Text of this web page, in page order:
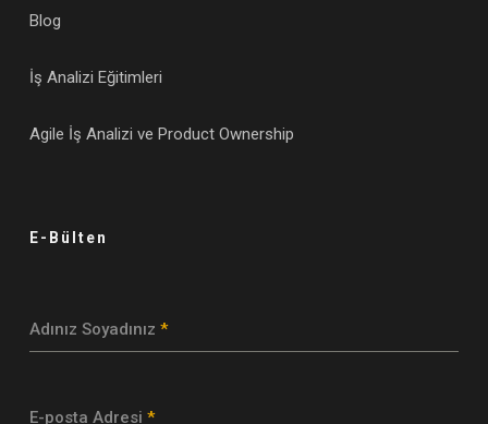
Blog
İş Analizi Eğitimleri
Agile İş Analizi ve Product Ownership
E-Bülten
Adınız Soyadınız *
E-posta Adresi *